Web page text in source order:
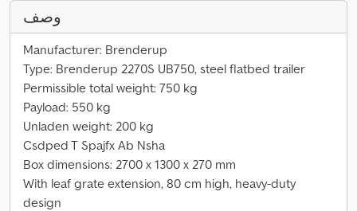
وصف
Manufacturer: Brenderup
Type: Brenderup 2270S UB750, steel flatbed trailer
Permissible total weight: 750 kg
Payload: 550 kg
Unladen weight: 200 kg
Csdped T Spajfx Ab Nsha
Box dimensions: 2700 x 1300 x 270 mm
With leaf grate extension, 80 cm high, heavy-duty
design